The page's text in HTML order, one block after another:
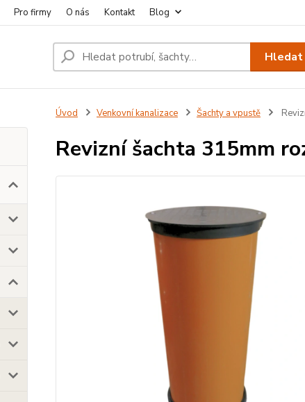
Pro firmy O nás Kontakt Blog
Hledat
Úvod Venkovní kanalizace Šachty a vpustě
Revizní šachta 315mm